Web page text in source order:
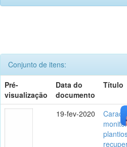
Conjunto de itens:
Pré-
visualização
Data do
documento
Título
19-fev-2020